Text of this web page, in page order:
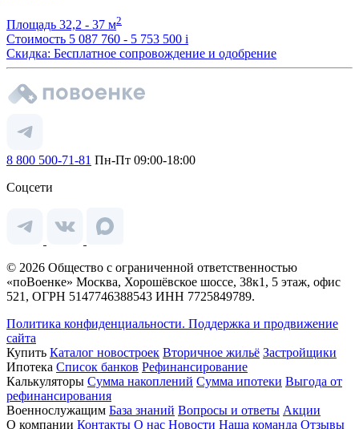
Площадь 32,2 - 37 м2
Стоимость 5 087 760 - 5 753 500 i
Скидка: Бесплатное сопровождение и одобрение
8 800 500-71-81 Пн-Пт 09:00-18:00
Соцсети
© 2026 Общество с ограниченной ответственностью
«поВоенке» Москва, Хорошёвское шоссе, 38к1, 5 этаж, офис
521, ОГРН 5147746388543 ИНН 7725849789.
Политика конфиденциальности. Поддержка и продвижение
сайта
Купить Каталог новостроек Вторичное жильё Застройщики
Ипотека Список банков Рефинансирование
Калькуляторы Сумма накоплений Сумма ипотеки Выгода от
рефинансирования
Военнослужащим База знаний Вопросы и ответы Акции
О компании Контакты О нас Новости Наша команда Отзывы